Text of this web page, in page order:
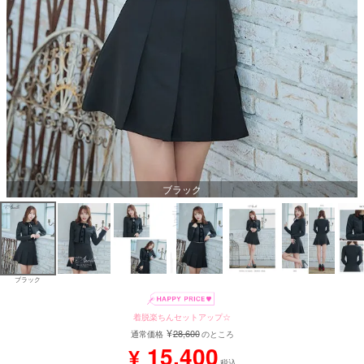
Aラインロングドレス
バースデードレス
ブラック
ブラック
着脱楽ちんセットアップ☆
通常価格 ¥28,600のところ
¥ 15,400